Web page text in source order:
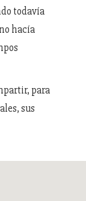
todavía
hacía
para
sus